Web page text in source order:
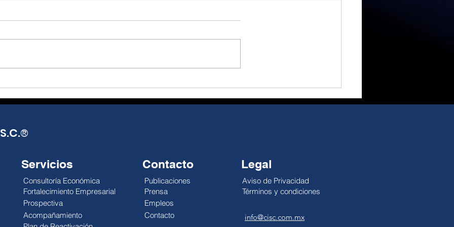
El T-MEC, más que un
Julio Alejandro Millán El T-MEC
década de incertidumbre
negociada, no de certeza
De la euforia a la
Julio Alejandro Millán El
económico es reducido. El
escape es temporal, pero la
®
Servicios
Consultoría Económica
Fortalecimiento Empresarial
Prospectiva
Acompañamiento
Contacto
Publicaciones
Prensa
Legal
Aviso de Privacidad
Términos y condiciones
Empleos
Contacto
info@cisc.com.mx